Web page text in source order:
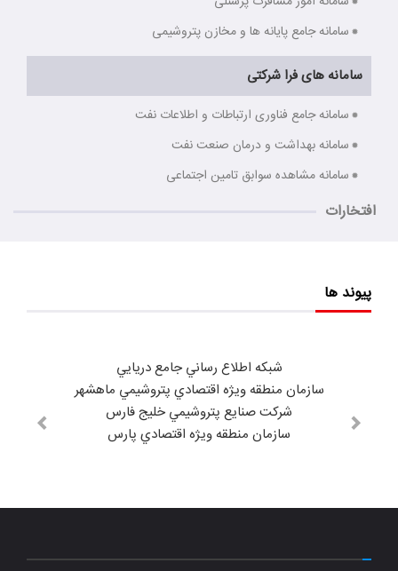
سامانه جامع پایانه ها و مخازن پتروشیمی
سامانه های فرا شرکتی
سامانه جامع فناوری ارتباطات و اطلاعات نفت
سامانه بهداشت و درمان صنعت نفت
سامانه مشاهده سوابق تامین اجتماعی
افتخارات
پیوند ها
شبكه اطلاع رساني جامع دريايي
سازمان منطقه ويژه اقتصادي پتروشيمي ماهشهر
شركت صنايع پتروشيمي خليج فارس
سازمان منطقه ويژه اقتصادي پارس